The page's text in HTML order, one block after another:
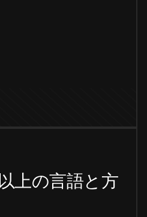
上の言語と方